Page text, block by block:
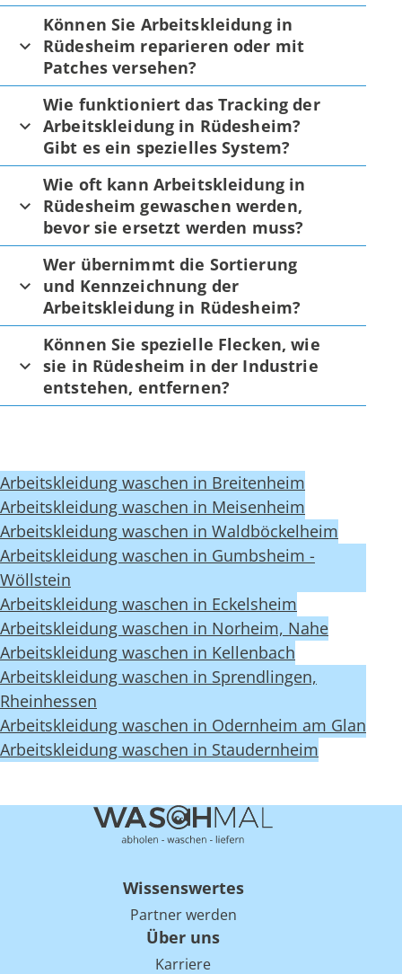
Können Sie Arbeitskleidung in
Rüdesheim reparieren oder mit
Patches versehen?
Wie funktioniert das Tracking der
Arbeitskleidung in Rüdesheim?
Gibt es ein spezielles System?
Wie oft kann Arbeitskleidung in
Rüdesheim gewaschen werden,
bevor sie ersetzt werden muss?
Wer übernimmt die Sortierung
und Kennzeichnung der
Arbeitskleidung in Rüdesheim?
Können Sie spezielle Flecken, wie
sie in Rüdesheim in der Industrie
entstehen, entfernen?
Arbeitskleidung waschen in Breitenheim
Arbeitskleidung waschen in Meisenheim
Arbeitskleidung waschen in Waldböckelheim
Arbeitskleidung waschen in Gumbsheim -
Wöllstein
Arbeitskleidung waschen in Eckelsheim
Arbeitskleidung waschen in Norheim, Nahe
Arbeitskleidung waschen in Kellenbach
Arbeitskleidung waschen in Sprendlingen,
Rheinhessen
Arbeitskleidung waschen in Odernheim am Glan
Arbeitskleidung waschen in Staudernheim
Wissenswertes
Partner werden
Über uns
Karriere